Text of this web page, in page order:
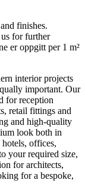
finishes.
for further
er oppgitt per 1 m²
interior projects
important. Our
for reception
retail fittings and
and high-quality
look both in
hotels, offices,
your required size,
for architects,
for a bespoke,